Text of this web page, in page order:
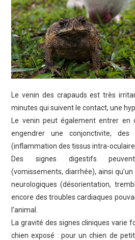
Le venin des crapauds est très
minutes qui suivent le contact, une
Le venin peut également entrer en
engendrer une conjonctivite,
(inflammation des tissus intra-
Des signes digestifs
(vomissements, diarrhée), ainsi
neurologiques (désorientation,
encore des troubles cardiaques
l’animal.
La gravité des signes cliniques varie
chien exposé : pour un chien de